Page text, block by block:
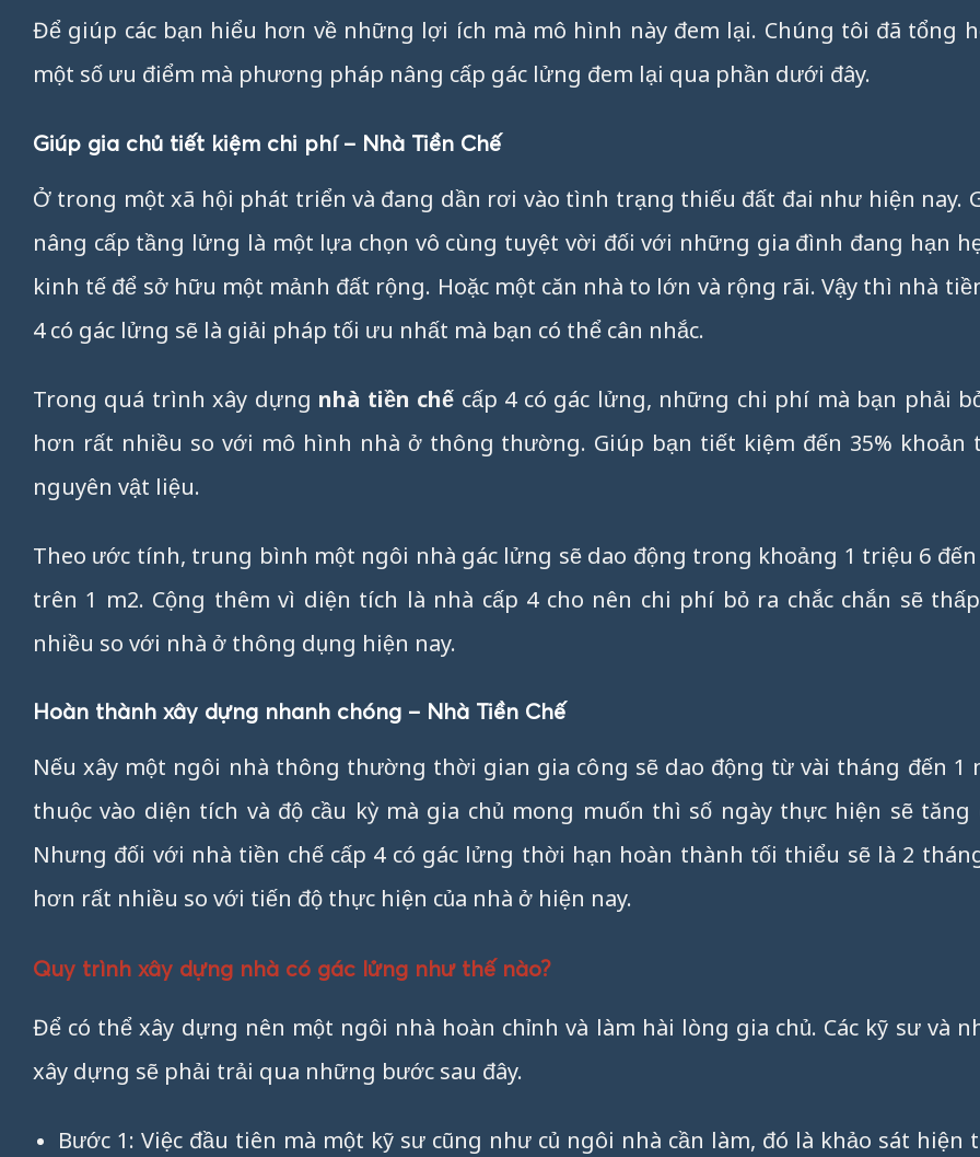
Để giúp các bạn hiểu hơn về những lợi ích mà mô hình này đem lại. Chúng tôi đã tổng
một số ưu điểm mà phương pháp nâng cấp gác lửng đem lại qua phần dưới đây.
Giúp gia chủ tiết kiệm chi phí – Nhà Tiền Chế
Ở trong một xã hội phát triển và đang dần rơi vào tình trạng thiếu đất đai như hiện nay.
nâng cấp tầng lửng là một lựa chọn vô cùng tuyệt vời đối với những gia đình đang hạn
kinh tế để sở hữu một mảnh đất rộng. Hoặc một căn nhà to lớn và rộng rãi. Vậy thì nhà
4 có gác lửng sẽ là giải pháp tối ưu nhất mà bạn có thể cân nhắc.
Trong quá trình xây dựng nhà tiền chế cấp 4 có gác lửng, những chi phí mà bạn phải
hơn rất nhiều so với mô hình nhà ở thông thường. Giúp bạn tiết kiệm đến 35% khoản
nguyên vật liệu.
Theo ước tính, trung bình một ngôi nhà gác lửng sẽ dao động trong khoảng 1 triệu 6
trên 1 m2. Cộng thêm vì diện tích là nhà cấp 4 cho nên chi phí bỏ ra chắc chắn sẽ
nhiều so với nhà ở thông dụng hiện nay.
Hoàn thành xây dựng nhanh chóng – Nhà Tiền Chế
Nếu xây một ngôi nhà thông thường thời gian gia công sẽ dao động từ vài tháng đến 1
thuộc vào diện tích và độ cầu kỳ mà gia chủ mong muốn thì số ngày thực hiện sẽ tăng
Nhưng đối với nhà tiền chế cấp 4 có gác lửng thời hạn hoàn thành tối thiểu sẽ là 2
hơn rất nhiều so với tiến độ thực hiện của nhà ở hiện nay.
Quy trình xây dựng nhà có gác lửng như thế nào?
Để có thể xây dựng nên một ngôi nhà hoàn chỉnh và làm hài lòng gia chủ. Các kỹ sư và
xây dựng sẽ phải trải qua những bước sau đây.
Bước 1: Việc đầu tiên mà một kỹ sư cũng như củ ngôi nhà cần làm, đó là khảo sát hiện